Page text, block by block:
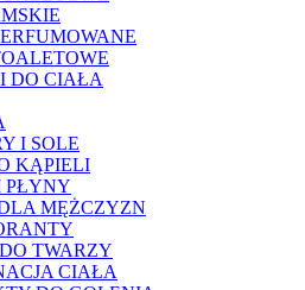
DO CIAŁA
I SOLE
KĄPIELI
PŁYNY
MĘŻCZYZN
TWARZY
CIAŁA